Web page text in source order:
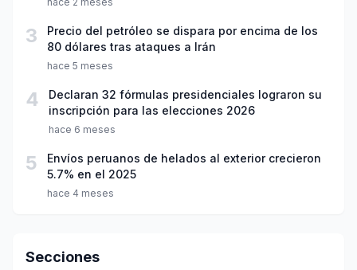
3
Precio del petróleo se dispara por encima de los
80 dólares tras ataques a Irán
hace 5 meses
4
Declaran 32 fórmulas presidenciales lograron su
inscripción para las elecciones 2026
hace 6 meses
5
Envíos peruanos de helados al exterior crecieron
5.7% en el 2025
hace 4 meses
Secciones